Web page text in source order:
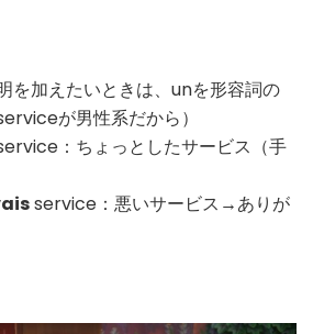
を加えたいときは、unを形容詞の
が男性系だから）
：ちょっとしたサービス（手
service：悪いサービス→ありが